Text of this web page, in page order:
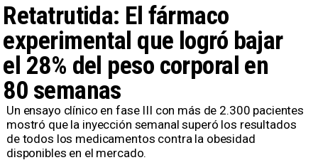
Retatrutida: El fármaco
experimental que logró bajar
el 28% del peso corporal en
80 semanas
​Un ensayo clínico en fase III con más de 2.300 pacientes
mostró que la inyección semanal superó los resultados
de todos los medicamentos contra la obesidad
disponibles en el mercado.